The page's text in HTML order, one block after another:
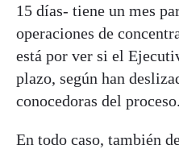
15 días- tiene un mes
operaciones de
está por ver si el
plazo, según han
conocedoras del proceso.
En todo caso, también